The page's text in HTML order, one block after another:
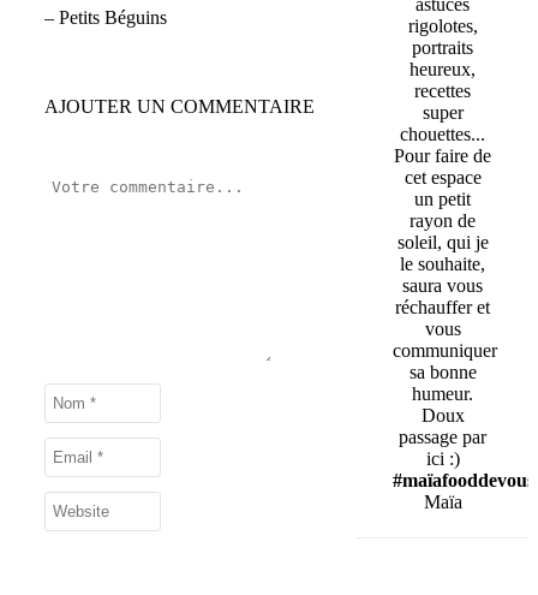
– Petits Béguins
AJOUTER UN COMMENTAIRE
astuces
rigolotes,
portraits
heureux,
recettes
super
chouettes...
Pour faire de
cet espace
un petit
rayon de
soleil, qui je
le souhaite,
saura vous
réchauffer et
vous
communiquer
sa bonne
humeur.
Doux
passage par
ici :)
#maïafooddevous
Maïa